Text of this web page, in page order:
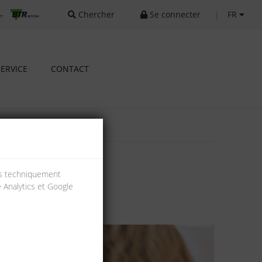
Chercher Se connecter FR
CONTACT
techniquement
et Google